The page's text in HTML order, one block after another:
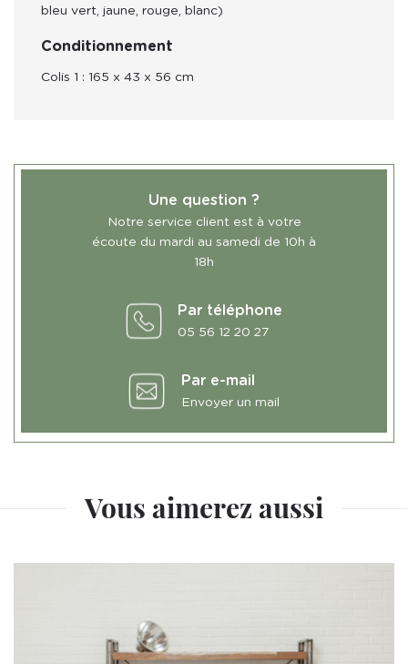
bleu vert, jaune, rouge, blanc)
Conditionnement
Colis 1 : 165 x 43 x 56 cm
Une question ?
Notre service client est à votre
écoute du mardi au samedi de 10h à
18h
Par téléphone
05 56 12 20 27
Par e-mail
Envoyer un mail
Vous aimerez aussi